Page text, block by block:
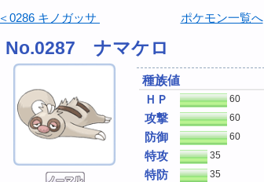
＜0286 キノガッサ ポケモン一覧へ
No.0287 ナマケロ
種族値
ＨＰ
60
攻撃 60
防御 60
特攻 35
特防 35